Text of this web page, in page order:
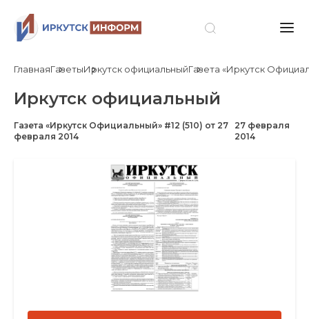
ГлавнаяГазетыИркутск официальныйГазета «Иркутск
Иркутск официальный
Газета «Иркутск Официальный» #12 (510) от 27
февраля 2014
27 февраля
2014